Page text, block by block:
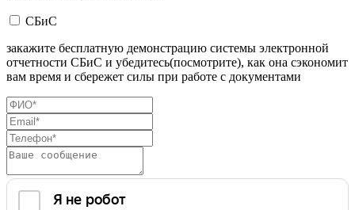
СБиС
закажите бесплатную демонстрацию системы электронной
отчетности СБиС и убедитесь(посмотрите), как она сэкономит
вам время и сбережет силы при работе с документами